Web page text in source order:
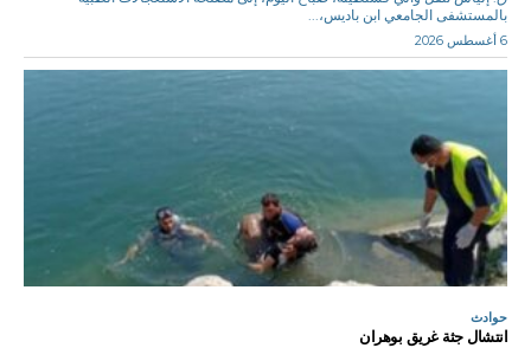
بالمستشفى الجامعي ابن باديس،...
6 أغسطس 2026
حوادث
انتشال جثة غريق بوهران